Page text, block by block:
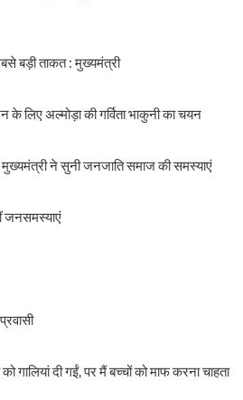
बड़ी ताकत : मुख्यमंत्री
के लिए अल्मोड़ा की गर्विता भाकुनी का चयन
ने सुनी जनजाति समाज की समस्याएं
जनसमस्याएं
गालियां दी गईं, पर मैं बच्चों को माफ करना चाहता